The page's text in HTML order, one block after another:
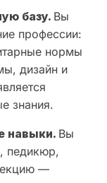
базу. Вы
профессии:
нормы
дизайн и
знания.
навыки. Вы
педикюр,
—